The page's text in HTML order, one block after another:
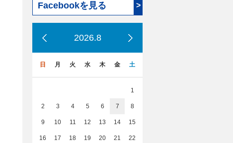
Facebookを見る >
2026.8
日 月 火 水 木 金 土
1
2 3 4 5 6 7 8
9 10 11 12 13 14 15
16 17 18 19 20 21 22